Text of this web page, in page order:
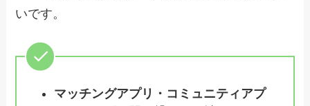
いです。
マッチングアプリ・コミュニティアプ